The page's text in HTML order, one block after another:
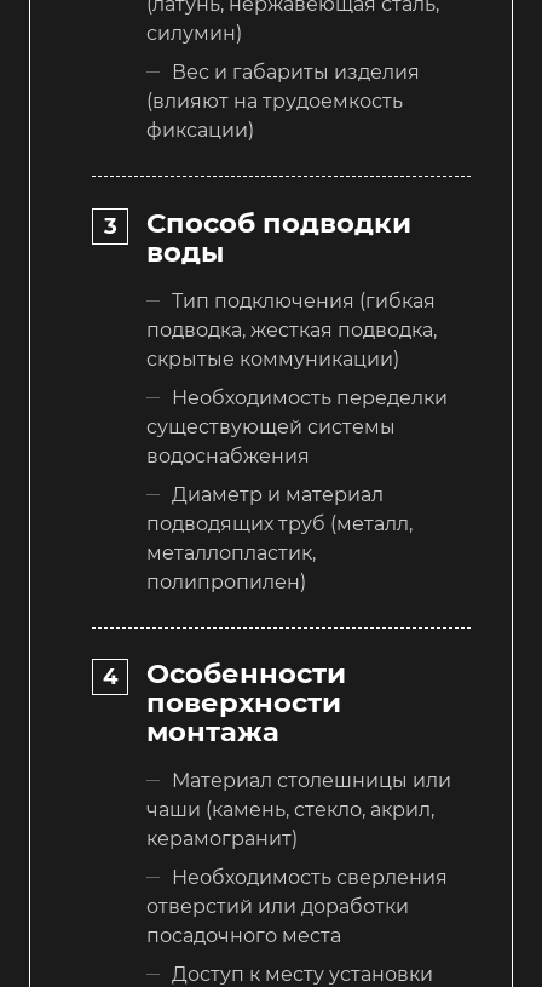
силумин)
Вес и габариты изделия
(влияют на трудоемкость
фиксации)
Способ подводки
воды
Тип подключения (гибкая
подводка, жесткая подводка,
скрытые коммуникации)
Необходимость переделки
существующей системы
водоснабжения
Диаметр и материал
подводящих труб (металл,
металлопластик,
полипропилен)
Особенности
поверхности
монтажа
Материал столешницы или
чаши (камень, стекло, акрил,
керамогранит)
Необходимость сверления
отверстий или доработки
посадочного места
Доступ к месту установки